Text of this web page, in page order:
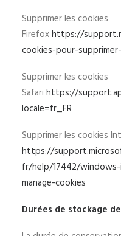
Supprimer les cookies
Firefoxhttps://
cookies-pour-
Supprimer les cookies
Safari https://
locale=fr_FR
Supprimer les cookies
https://
fr/help/17442/
manage-cookies
Durées de stockage